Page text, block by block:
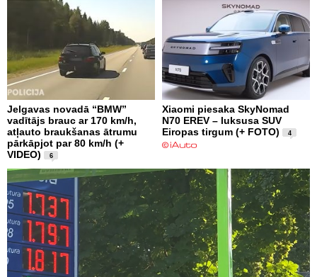
Jelgavas novadā “BMW”
vadītājs brauc ar 170 km/h,
atļauto braukšanas ātrumu
pārkāpjot par 80 km/h (+
VIDEO)
6
Xiaomi piesaka SkyNomad
N70 EREV – luksusa SUV
Eiropas tirgum (+ FOTO)
4